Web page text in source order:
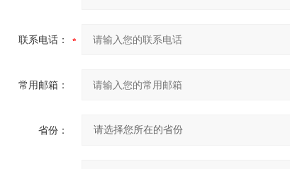
联系电话：
常用邮箱：
省份：